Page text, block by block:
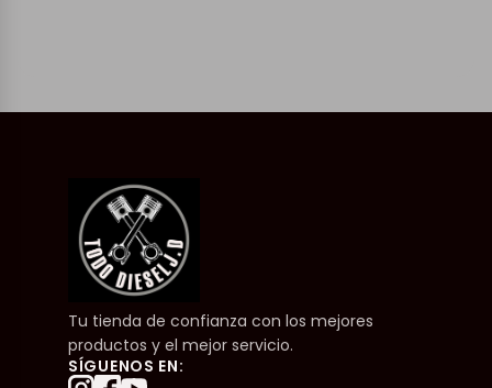
Tu tienda de confianza con los mejores
productos y el mejor servicio.
SÍGUENOS EN: